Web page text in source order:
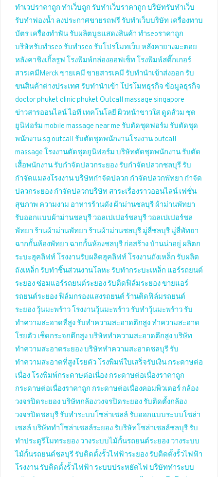
ทำเวปราคาถูก ทำเว็บถูก รับทำเว็บราคาถูก บริษัทรับทำเว็บ
รับทำฟองน้ำ ลงประกาศขายรถฟรี รับทำเว็บบริษัท เครื่องทาบ
บัตร เครื่องทำฟัน รับผลิตบูธแสดงสินค้า ทำseoราคาถูก
บริษัทรับทำseo รับทำseo รับโปรโมทเว็บ หลังคายางมะตอย
หลังคาชิงเกิ้ลรูฟ โรงพิมพ์กล่องออฟเซ็ท โรงพิมพ์สติ๊กเกอร์
สารเคมีMerckขายเคมี ขายสารเคมี รับทำนำเข้าส่งออก รับ
ขนสินค้าต่างประเทศ รับทำนำเข้า โปรโมทธุรกิจ ข้อมูลธุรกิจ
doctor phuket clinic phuket Outcall massage singapore
ข่าวสารออนไลน์ไอที เทคโนโลยี ผิวหน้าขาวใส ดูดส้วม ชุด
ยูนิฟอร์ม mobile massage near me รับตัดชุดฟอร์ม รับตัดชุด
พนักงาน sg outcall รับตัดชุดพนักงานโรงงาน outcall
massage โรงงานตัดชุดยูนิฟอร์ม บริษัทตัดชุดพนักงาน รับตัด
เสื้อพนักงาน รับกำจัดปลวกระยอง รับกำจัดปลวกชลบุรี รับ
กำจัดแมลงโรงงานบริษัทกำจัดปลวก กำจัดปลวกพัทยา กำจัด
ปลวกระยอง กำจัดปลวกบริษัท สาระเรื่องราวออนไลน์ เฟชั่น
สุขภาพ ความงาม อาหารร้านดัง ผ้าม่านชลบุรี ผ้าม่านพัทยา
รับออกแบบผ้าม่านชลบุรี วอลเปเปอร์ชลบุรี วอลเปเปอร์ชล
พัทยา ร้านผ้าม่านพัทยา ร้านผ้าม่านชลบุรี มู่ลี่ชลบุรี มู่ลี่พัทยา
ฉากกั้นห้องพัทยา ฉากกั้นห้องชลบุรี ก่อสร้าง บ้านน่าอยู่ ผลิตก
ระบะฮุคลิฟท์ โรงงานรับผลิตฮุคลิฟท์ โรงงานถังเหล็ก รับผลิต
ถังเหล็ก รับทำชิ้นส่วนงานโลหะ รับทำกระบะเหล็ก แอร์รถยนต์
ระยองซ่อมแอร์รถยนต์ระยอง รับติดฟิล์มระยองขายแอร์
รถยนต์ระยอง ฟิล์มกรองแสงรถยนต์ ร้านติดฟิล์มรถยนต์
ระยอง วุ้นมะพร้าว โรงงานวุ้นมะพร้าว รับทำวุ้นมะพร้าว รับ
ทำความสะอาดที่สูง รับทำความสะอาดตึกสูงทำความสะอาด
โรยตัว เช็ดกระจกตึกสูงบริษัททำความสะอาดตึกสูงบริษัท
ทำความสะอาดระยองบริษัททำความสะอาดชลบุรี รับ
ทำความสะอาดที่สูงโรยตัว โรงพิมพ์ใบเสร็จรับเงิน กระดาษต่อ
เนื่อง โรงพิมพ์กระดาษต่อเนื่อง กระดาษต่อเนื่องราคาถูก
กระดาษต่อเนื่องราคาถูก กระดาษต่อเนื่องคอมพิวเตอร์ กล้อง
วงจรปิดระยองบริษัทกล้องวงจรปิดระยอง รับติดตั้งกล้อง
วงจรปิดชลบุรี รับทำระบบโซล่าเซลล์ รับออกแบบระบบโซล่า
เซลล์ บริษัททำโซล่าเซลล์ระยอง รับริษัทโซล่าเซลล์ชลบุรี รับ
ทำประตูรีโมทระยอง วางระบบไม้กั้นรถยนต์ระยอง วางระบบ
ไม้กั้นรถยนต์ชลบุรี รับติดตั้งรั้วไฟฟ้าระยอง รับติดตั้งรั้วไฟฟ้า
โรงงาน รับติดตั้งรั้วไฟฟ้า ระบบประหยัดไฟ บริษัททำระบบ